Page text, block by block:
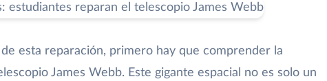
esta reparación, primero hay que comprender la
James Webb. Este gigante espacial no es solo un